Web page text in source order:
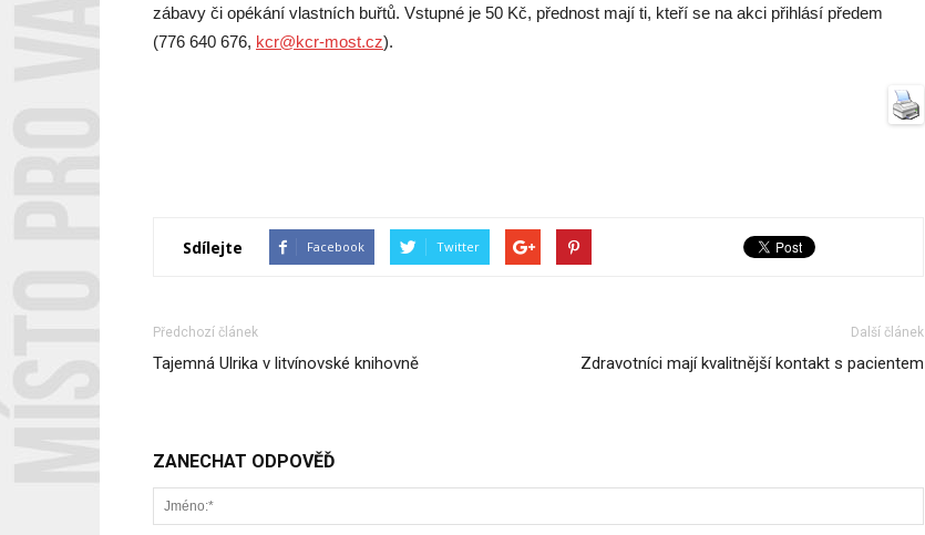
zábavy či opékání vlastních buřtů. Vstupné je 50 Kč, přednost mají ti, kteří se na akci přihlásí předem
(776 640 676, kcr@kcr-most.cz).
Sdílejte Facebook Twitter
Předchozí článek
Tajemná Ulrika v litvínovské knihovně
Další článek
Zdravotníci mají kvalitnější kontakt s pacientem
ZANECHAT ODPOVĚĎ